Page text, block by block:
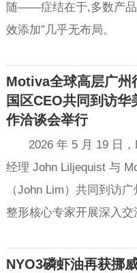
随——症结在于,多数产品
效添加”几乎无布局。
Motiva全球高层广州
国区CEO共同到访
作洽谈会举行
2026 年 5 月 19 日
经理 John Liljequist 与
（John Lim）共同到访
整形核心专家开展深入交
NYO3磷虾油再获挪